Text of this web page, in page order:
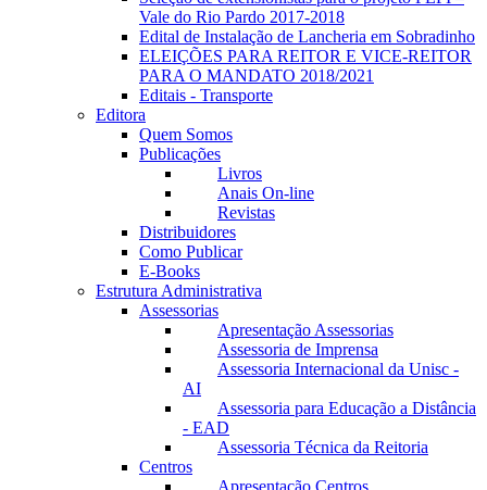
Vale do Rio Pardo 2017-2018
Edital de Instalação de Lancheria em Sobradinho
ELEIÇÕES PARA REITOR E VICE-REITOR
PARA O MANDATO 2018/2021
Editais - Transporte
Editora
Quem Somos
Publicações
Livros
Anais On-line
Revistas
Distribuidores
Como Publicar
E-Books
Estrutura Administrativa
Assessorias
Apresentação Assessorias
Assessoria de Imprensa
Assessoria Internacional da Unisc -
AI
Assessoria para Educação a Distância
- EAD
Assessoria Técnica da Reitoria
Centros